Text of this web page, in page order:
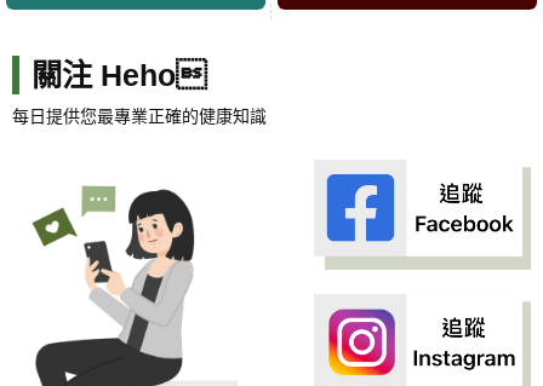
關注 Heho
每日提供您最專業正確的健康知識